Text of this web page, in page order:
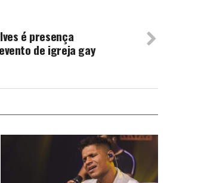
é presença
de igreja gay